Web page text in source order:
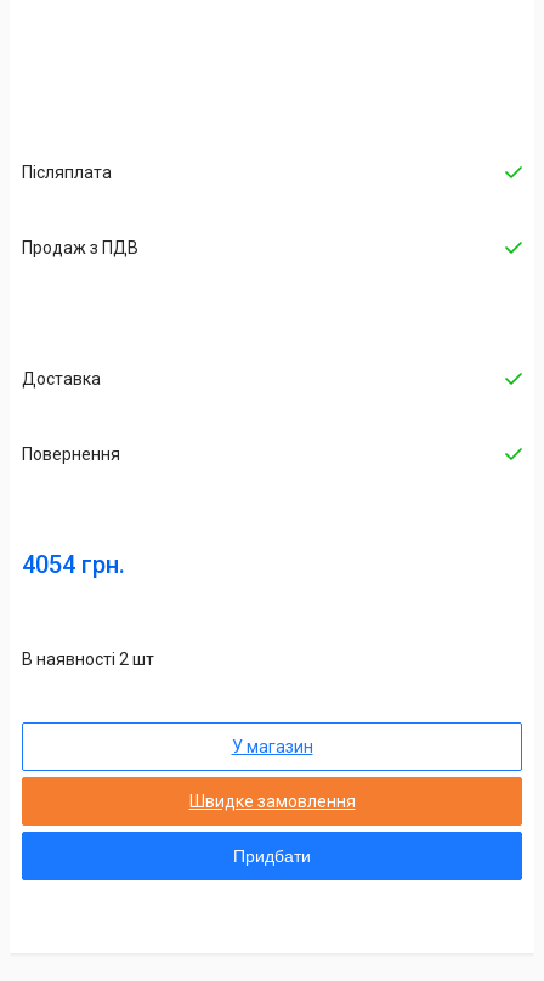
Післяплата
Продаж з ПДВ
Доставка
Повернення
4054 грн.
В наявності 2 шт
У магазин
Швидке замовлення
Придбати